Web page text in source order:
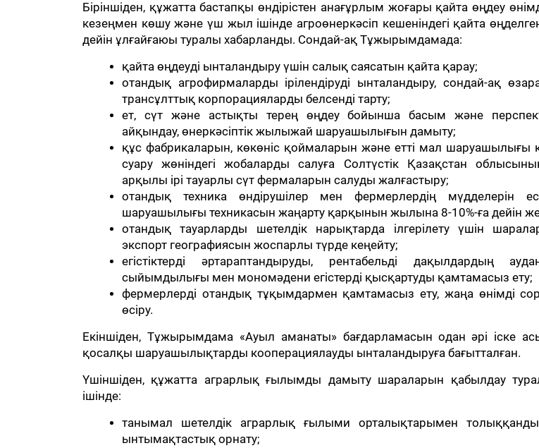
Біріншіден, құжатта бастапқы өндірістен анағұрлым жоғары қайта өңдеу
кезеңмен көшу және үш жыл ішінде агроөнеркәсіп кешеніндегі қайта
дейін ұлғайғаюы туралы хабарланды. Сондай-ақ Тұжырымдамада:
қайта өңдеуді ынталандыру үшін салық саясатын қайта қарау;
отандық агрофирмаларды ірілендіруді ынталандыру, сондай-ақ
трансұлттық корпорацияларды белсенді тарту;
ет, сүт және астықты терең өңдеу бойынша басым және
айқындау, өнеркәсіптік жылыжай шаруашылығын дамыту;
құс фабрикаларын, көкөніс қоймаларын және етті мал шаруашылығы
суару жөніндегі жобаларды салуға Солтүстік Қазақстан
арқылы ірі тауарлы сүт фермаларын салуды жалғастыру;
отандық техника өндірушілер мен фермерлердің мүдделерін
шаруашылығы техникасын жаңарту қарқынын жылына 8-10%-ға дейін
отандық тауарларды шетелдік нарықтарда ілгерілету үшін
экспорт географиясын жоспарлы түрде кеңейту;
егістіктерді әртараптандыруды, рентабельді дақылдардың
сыйымдылығы мен мономәдени егістерді қысқартуды қамтамасыз ету;
фермерлерді отандық тұқымдармен қамтамасыз ету, жаңа өнімді
өсіру.
Екіншіден, Тұжырымдама «Ауыл аманаты» бағдарламасын одан әрі іске
қосалқы шаруашылықтарды кооперациялауды ынталандыруға бағытталған.
Үшіншіден, құжатта аграрлық ғылымды дамыту шараларын қабылдау
ішінде:
танымал шетелдік аграрлық ғылыми орталықтарымен толыққанды
ынтымақтастық орнату;